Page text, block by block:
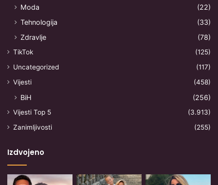
Moda
(22)
Tehnologija
(33)
Zdravlje
(78)
TikTok
(125)
Uncategorized
(117)
Vijesti
(458)
BiH (256)
Vijesti Top 5
(3.913)
Zanimljivosti
(255)
Izdvojeno